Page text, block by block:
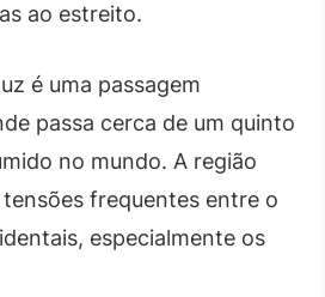
ao estreito.
é uma passagem
passa cerca de um quinto
no mundo. A região
frequentes entre o
especialmente os